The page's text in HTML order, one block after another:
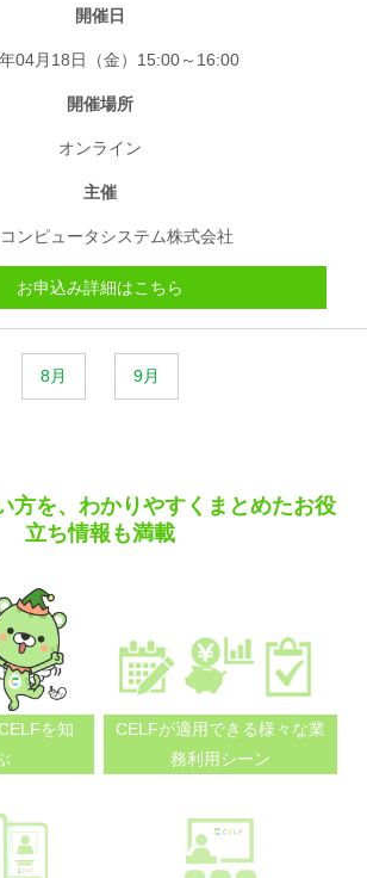
開催日
04月18日（金）15:00～16:00
開催場所
オンライン
主催
ンピュータシステム株式会社
お申込み詳細はこちら
8月 9月
方を、わかりやすくまとめたお役
立ち情報も満載
を知
CELFが適用できる様々な業
務利用シーン